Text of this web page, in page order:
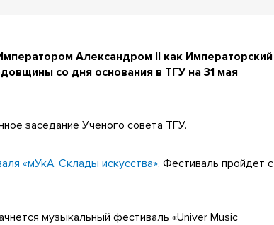
Александром II как Императорский
со дня основания в ТГУ на 31 мая
заседание Ученого совета ТГУ.
«мУкА. Склады искусства». Фестиваль пройдет с
музыкальный фестиваль «Univer Music